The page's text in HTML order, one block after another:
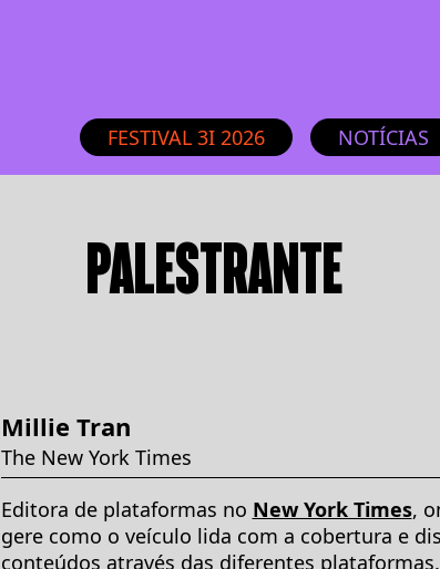
FESTIVAL 3I 2026 NOTÍCIAS
PALESTRANTE
Millie Tran
The New York Times
Editora de plataformas no New York Times,
gere como o veículo lida com a cobertura e
conteúdos através das diferentes